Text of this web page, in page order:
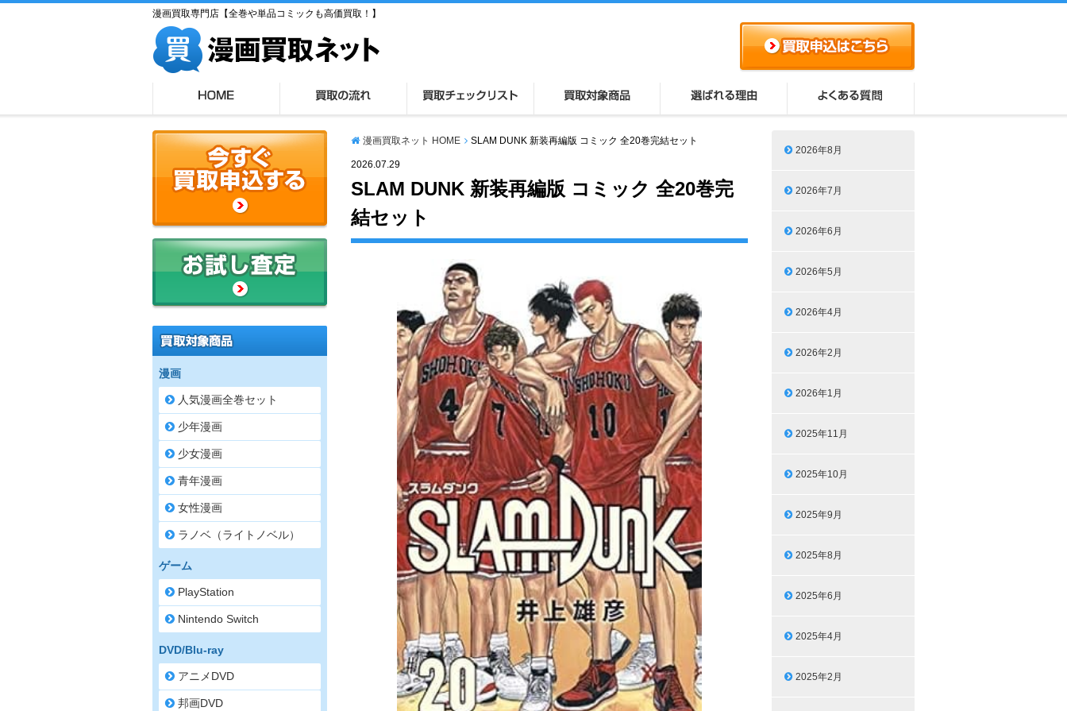
漫画買取専門店【全巻や単品コミックも高価買取！】
漫画買取ネット HOME SLAM DUNK 新装再編版 コミック 全20巻完結セット
2026.07.29
SLAM DUNK 新装再編版 コミック 全20巻完
結セット
2026年8月
2026年7月
2026年6月
2026年5月
2026年4月
2026年2月
2026年1月
2025年11月
2025年10月
2025年9月
2025年8月
2025年6月
2025年4月
2025年2月
漫画
人気漫画全巻セット
少年漫画
少女漫画
青年漫画
女性漫画
ラノベ（ライトノベル）
ゲーム
PlayStation
Nintendo Switch
DVD/Blu-ray
アニメDVD
邦画DVD